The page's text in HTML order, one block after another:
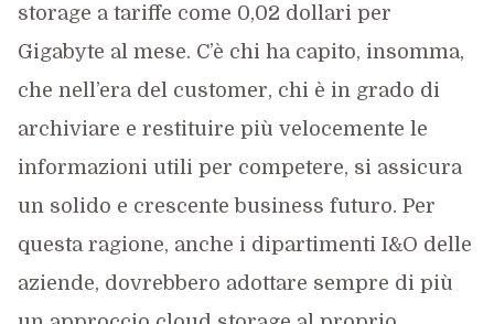
storage a tariffe come 0,02 dollari per
Gigabyte al mese. C’è chi ha capito, insomma,
che nell’era del customer, chi è in grado di
archiviare e restituire più velocemente le
informazioni utili per competere, si assicura
un solido e crescente business futuro. Per
questa ragione, anche i dipartimenti I&O delle
aziende, dovrebbero adottare sempre di più